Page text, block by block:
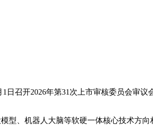
召开2026年第31次上市审核委员会审
型、机器人大脑等软硬一体核心技术方向